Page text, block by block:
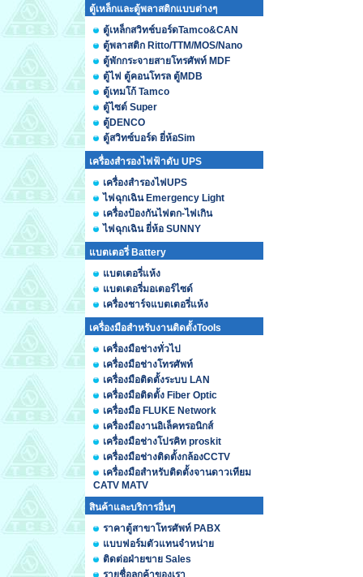
ตู้เหล็กและตู้พลาสติกแบบต่างๆ
ตู้เหล็กสวิทช์บอร์ดTamco&CAN
ตู้พลาสติก Ritto/TTM/MOS/Nano
ตู้พักกระจายสายโทรศัพท์ MDF
ตู้ไฟ ตู้คอนโทรล ตู้MDB
ตู้เทมโก้ Tamco
ตู้ไซต์ Super
ตู้DENCO
ตู้สวิทซ์บอร์ด ยี่ห้อSim
เครื่องสำรองไฟฟ้าดับ UPS
เครื่องสำรองไฟUPS
ไฟฉุกเฉิน Emergency Light
เครื่องป้องกันไฟตก-ไฟเกิน
ไฟฉุกเฉิน ยี่ห้อ SUNNY
แบตเตอรี่ Battery
แบตเตอรี่แห้ง
แบตเตอรี่มอเตอร์ไซด์
เครื่องชาร์จแบตเตอรี่แห้ง
เครื่องมือสำหรับงานติดตั้งTools
เครื่องมือช่างทั่วไป
เครื่องมือช่างโทรศัพท์
เครื่องมือติดตั้งระบบ LAN
เครื่องมือติดตั้ง Fiber Optic
เครื่องมือ FLUKE Network
เครื่องมืองานอิเล็คทรอนิกส์
เครื่องมือช่างโปรคิท proskit
เครื่องมือช่างติดตั้งกล้องCCTV
เครื่องมือสำหรับติดตั้งจานดาวเทียม
CATV MATV
สินค้าและบริการอื่นๆ
ราคาตู้สาขาโทรศัพท์ PABX
แบบฟอร์มตัวแทนจำหน่าย
ติดต่อฝ่ายขาย Sales
รายชื่อลูกค้าของเรา